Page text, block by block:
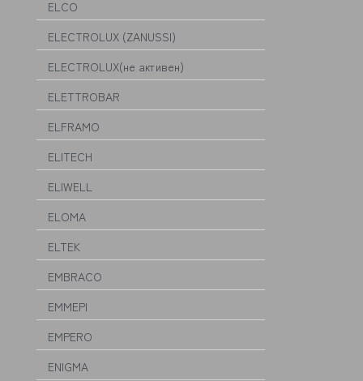
ELCO
ELECTROLUX (ZANUSSI)
ELECTROLUX(не активен)
ELETTROBAR
ELFRAMO
ELITECH
ELIWELL
ELOMA
ELTEK
EMBRACO
EMMEPI
EMPERO
ENIGMA